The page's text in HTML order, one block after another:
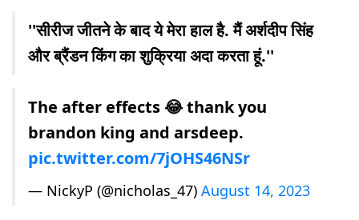
''सीरीज जीतने के बाद ये मेरा हाल है. मैं अर्शदीप सिंह
और ब्रैंडन किंग का शुक्रिया अदा करता हूं.''
The after effects 😂 thank you
brandon king and arsdeep.
pic.twitter.com/7jOHS46NSr
— NickyP (@nicholas_47) August 14, 2023